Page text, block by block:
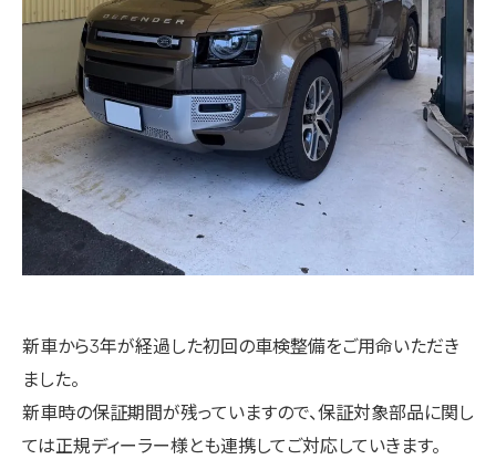
新車から3年が経過した初回の車検整備をご用命いただき
ました。
新車時の保証期間が残っていますので、保証対象部品に関し
ては正規ディーラー様とも連携してご対応していきます。